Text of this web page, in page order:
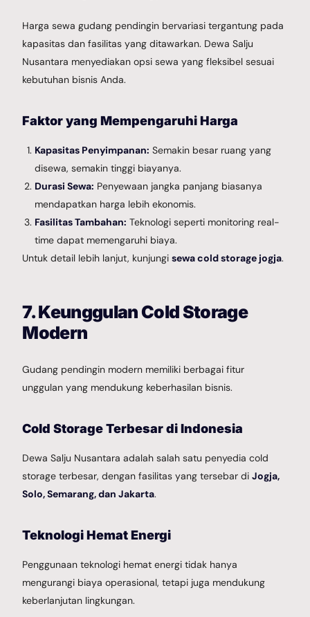
Harga sewa gudang pendingin bervariasi tergantung pada
kapasitas dan fasilitas yang ditawarkan. Dewa Salju
Nusantara menyediakan opsi sewa yang fleksibel sesuai
kebutuhan bisnis Anda.
Faktor yang Mempengaruhi Harga
Kapasitas Penyimpanan: Semakin besar ruang yang
disewa, semakin tinggi biayanya.
Durasi Sewa: Penyewaan jangka panjang biasanya
mendapatkan harga lebih ekonomis.
Fasilitas Tambahan: Teknologi seperti monitoring real-
time dapat memengaruhi biaya.
Untuk detail lebih lanjut, kunjungi sewa cold storage jogja.
7. Keunggulan Cold Storage
Modern
Gudang pendingin modern memiliki berbagai fitur
unggulan yang mendukung keberhasilan bisnis.
Cold Storage Terbesar di Indonesia
Dewa Salju Nusantara adalah salah satu penyedia cold
storage terbesar, dengan fasilitas yang tersebar diJogja,
Solo, Semarang, dan Jakarta.
Teknologi Hemat Energi
Penggunaan teknologi hemat energi tidak hanya
mengurangi biaya operasional, tetapi juga mendukung
keberlanjutan lingkungan.